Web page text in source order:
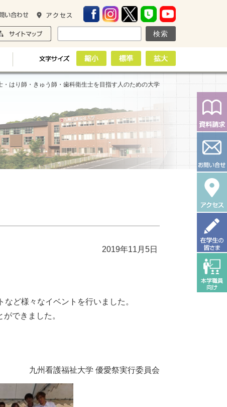
はり師・きゅう師・歯科衛生士を目指す人のための大学
2019年11月5日
ど様々なイベントを行いました。
できました。
祭実行委員会